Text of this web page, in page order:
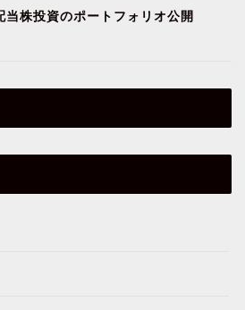
当株投資のポートフォリオ公開